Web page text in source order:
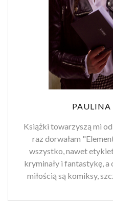
Książki towarzyszą mi
raz dorwałam
wszystko, nawet
kryminały i fantastykę,
miłością są komiksy,